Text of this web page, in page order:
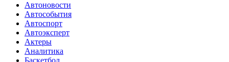
Автоновости
Автособытия
Автоспорт
Автоэксперт
Актеры
Аналитика